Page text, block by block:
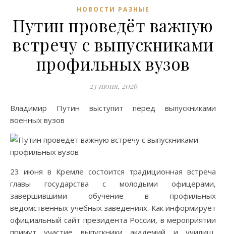
НОВОСТИ РАЗНЫЕ
Путин проведёт важную
встречу с выпускниками
профильных вузов
23 июня, 2026
Владимир Путин выступит перед выпускниками
военных вузов
23 июня в Кремле состоится традиционная встреча
главы государства с молодыми офицерами,
завершившими обучение в профильных
ведомственных учебных заведениях. Как информирует
официальный сайт президента России, в мероприятии
примут участие выпускники академий и училищ,